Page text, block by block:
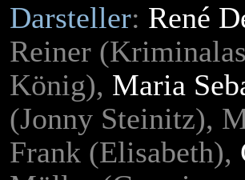
Darsteller: René
Reiner
König), Maria
(Jonny Steinitz),
Frank (Elisabeth),